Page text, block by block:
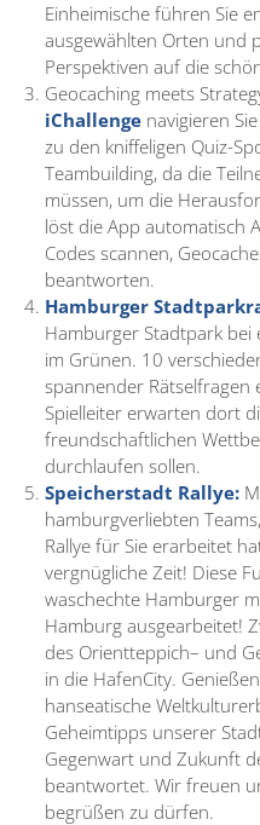
Einheimische führen Sie
ausgewählten Orten und
Perspektiven auf die
Geocaching meets
iChallenge navigieren
zu den kniffeligen Quiz-
Teambuilding, da die
müssen, um die
löst die App automatisch
Codes scannen,
beantworten.
Hamburger
Hamburger Stadtpark bei
im Grünen. 10
spannender Rätselfragen
Spielleiter erwarten dort
freundschaftlichen
durchlaufen sollen.
Speicherstadt Rallye:
hamburgverliebten
Rallye für Sie erarbeitet
vergnügliche Zeit! Diese
waschechte Hamburger
Hamburg ausgearbeitet!
des Orientteppich– und
in die HafenCity.
hanseatische
Geheimtipps unserer
Gegenwart und Zukunft
beantwortet. Wir freuen
begrüßen zu dürfen.